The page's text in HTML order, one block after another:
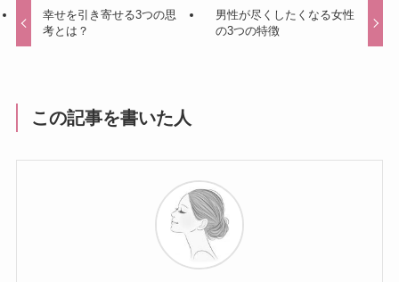
幸せを引き寄せる3つの思
考とは？
男性が尽くしたくなる女性
の3つの特徴
この記事を書いた人